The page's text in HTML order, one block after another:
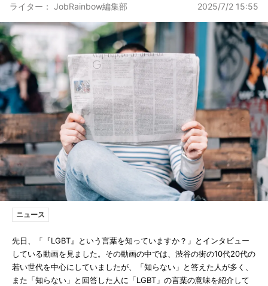
ライター： JobRainbow編集部 2025/7/2 15:55
ニュース
先日、「『LGBT』という言葉を知っていますか？」とインタビュー
している動画を見ました。その動画の中では、渋谷の街の10代20代の
若い世代を中心にしていましたが、「知らない」と答えた人が多く、
また「知らない」と回答した人に「LGBT」の言葉の意味を紹介して